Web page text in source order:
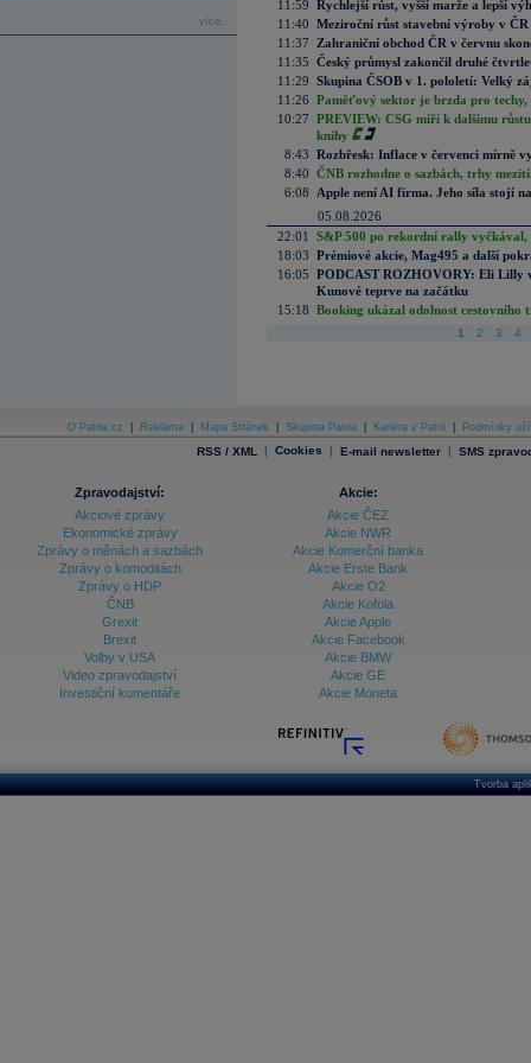
více...
11:59 Rychlejší růst, vyšší marže a lepší
11:40 Meziroční růst stavební výroby v
11:37
Zahraniční obchod ČR v červnu
11:35 Český průmysl zakončil druhé
11:29 Skupina ČSOB v 1. pololetí: Velký
11:26 Paměťový sektor je brzda pro techy,
10:27 PREVIEW: CSG míří k dalšímu
knihy
8:43 Rozbřesk: Inflace v červenci mírně
8:40 ČNB rozhodne o sazbách, trhy
6:08
Apple není AI firma. Jeho síla stojí
05.08.2026
22:01
S&P 500 po rekordní rally vyčkával,
18:03 Prémiové akcie, Mag495 a další
16:05 PODCAST ROZHOVORY: Eli Lilly
Kunové teprve na začátku
15:18 Booking ukázal odolnost cestovního
1 2 3 4
O Patria.cz Reklama Mapa Stránek Skupina Patria Kariéra v Patrii Podmínky
RSS / XML | Cookies | E-mail newsletter | SMS
Zpravodajství:
Akciové zprávy
Ekonomické zprávy
Zprávy o měnách a sazbách
Zprávy o komoditách
Zprávy o HDP
ČNB
Grexit
Brexit
Volby v USA
Video zpravodajství
Investiční komentáře
Akcie:
Akcie ČEZ
Akcie NWR
Akcie Komerční banka
Akcie Erste Bank
Akcie O2
Akcie Kofola
Akcie Apple
Akcie Facebook
Akcie BMW
Akcie GE
Akcie Moneta
Tvorba